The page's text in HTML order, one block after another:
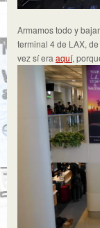
Armamos todo y
terminal 4 de LAX,
vez sí era aquí,